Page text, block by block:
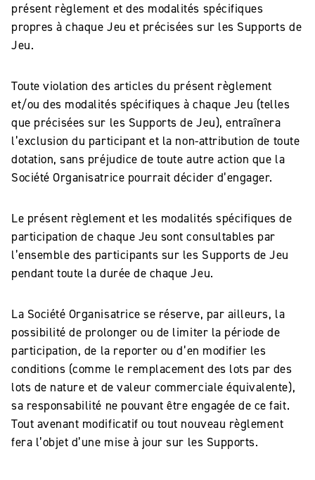
présent règlement et des modalités spécifiques
propres à chaque Jeu et précisées sur les Supports de
Jeu.
Toute violation des articles du présent règlement
et/ou des modalités spécifiques à chaque Jeu (telles
que précisées sur les Supports de Jeu), entraînera
l’exclusion du participant et la non-attribution de toute
dotation, sans préjudice de toute autre action que la
Société Organisatrice pourrait décider d’engager.
Le présent règlement et les modalités spécifiques de
participation de chaque Jeu sont consultables par
l’ensemble des participants sur les Supports de Jeu
pendant toute la durée de chaque Jeu.
La Société Organisatrice se réserve, par ailleurs, la
possibilité de prolonger ou de limiter la période de
participation, de la reporter ou d’en modifier les
conditions (comme le remplacement des lots par des
lots de nature et de valeur commerciale équivalente),
sa responsabilité ne pouvant être engagée de ce fait.
Tout avenant modificatif ou tout nouveau règlement
fera l’objet d’une mise à jour sur les Supports.